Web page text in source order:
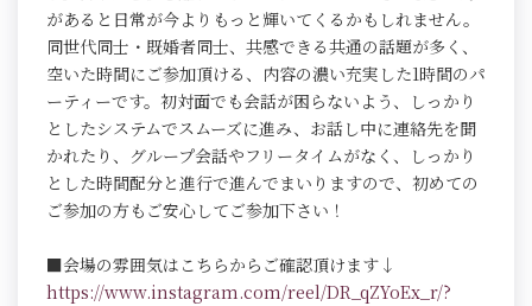
があると日常が今よりもっと輝いてくるかもしれません。
同世代同士・既婚者同士、共感できる共通の話題が多く、
空いた時間にご参加頂ける、内容の濃い充実した1時間のパ
ーティーです。初対面でも会話が困らないよう、しっかり
としたシステムでスムーズに進み、お話し中に連絡先を聞
かれたり、グループ会話やフリータイムがなく、しっかり
とした時間配分と進行で進んでまいりますので、初めての
ご参加の方もご安心してご参加下さい！
■会場の雰囲気はこちらからご確認頂けます↓
https://www.instagram.com/reel/DR_qZYoEx_r/?